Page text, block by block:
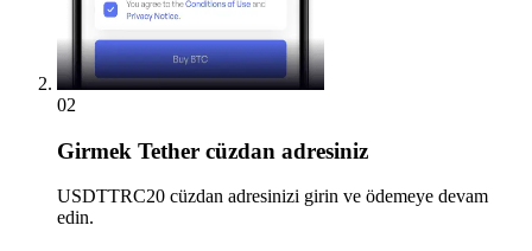
02
Girmek Tether cüzdan adresiniz
USDTTRC20 cüzdan adresinizi girin ve ödemeye devam
edin.